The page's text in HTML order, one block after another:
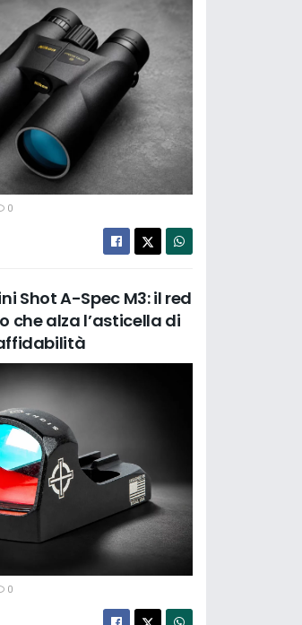
0
Shot A-Spec M3: il red
che alza l’asticella di
0